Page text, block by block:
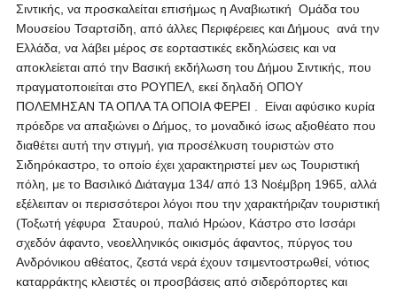
Σιντικής, να προσκαλείται επισήμως η Αναβιωτική Ομάδα του
Μουσείου Τσαρτσίδη, από άλλες Περιφέρειες και Δήμους ανά την
Ελλάδα, να λάβει μέρος σε εορταστικές εκδηλώσεις και να
αποκλείεται από την Βασική εκδήλωση του Δήμου Σιντικής, που
πραγματοποιείται στο ΡΟΥΠΕΛ, εκεί δηλαδή ΟΠΟΥ
ΠΟΛΕΜΗΣΑΝ ΤΑ ΟΠΛΑ ΤΑ ΟΠΟΙΑ ΦΕΡΕΙ . Είναι αφύσικο κυρία
πρόεδρε να απαξιώνει ο Δήμος, το μοναδικό ίσως αξιοθέατο που
διαθέτει αυτή την στιγμή, για προσέλκυση τουριστών στο
Σιδηρόκαστρο, το οποίο έχει χαρακτηριστεί μεν ως Τουριστική
πόλη, με το Βασιλικό Διάταγμα 134/ από 13 Νοέμβρη 1965, αλλά
εξέλειπαν οι περισσότεροι λόγοι που την χαρακτήριζαν τουριστική
(Τοξωτή γέφυρα Σταυρού, παλιό Ηρώον, Κάστρο στο Ισσάρι
σχεδόν άφαντο, νεοελληνικός οικισμός άφαντος, πύργος του
Ανδρόνικου αθέατος, ζεστά νερά έχουν τσιμεντοστρωθεί, νότιος
καταρράκτης κλειστές οι προσβάσεις από σιδερόπορτες και